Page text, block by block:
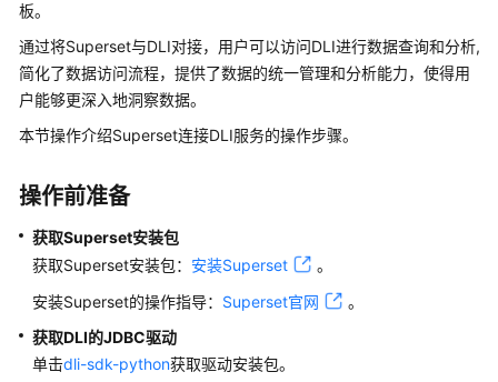
产
品
绍
计
说
明
速
入
板。
通过将Superset与DLI对接，用户可以访问DLI进行数据查询和分析,
简化了数据访问流程，提供了数据的统一管理和分析能力，使得用
户能够更深入地洞察数据。
本节操作介绍Superset连接DLI服务的操作步骤。
操作前准备
获取Superset安装包
获取Superset安装包： 安装Superset
。
安装Superset的操作指导： Superset官网
。
获取DLI的JDBC驱动
单击dli-sdk-python获取驱动安装包。